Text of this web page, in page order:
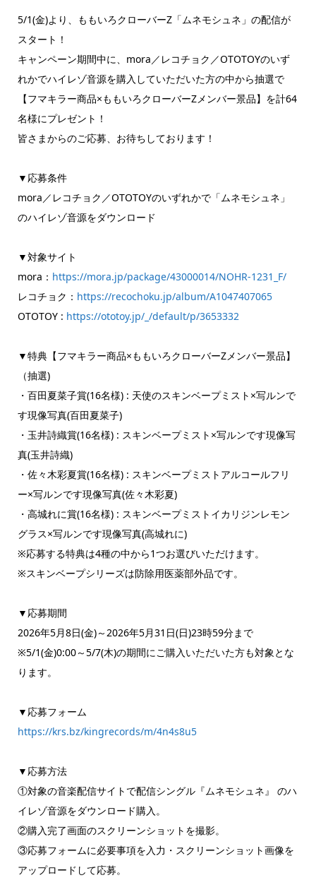
5/1(金)より、ももいろクローバーZ「ムネモシュネ」の配信が
スタート！
キャンペーン期間中に、mora／レコチョク／OTOTOYのいず
れかでハイレゾ音源を購入していただいた方の中から抽選で
【フマキラー商品×ももいろクローバーZメンバー景品】を計64
名様にプレゼント！
皆さまからのご応募、お待ちしております！
▼応募条件
mora／レコチョク／OTOTOYのいずれかで「ムネモシュネ」
のハイレゾ音源をダウンロード
▼対象サイト
mora： https://mora.jp/package/43000014/NOHR-1231_F/
レコチョク： https://recochoku.jp/album/A1047407065
OTOTOY : https://ototoy.jp/_/default/p/3653332
▼特典【フマキラー商品×ももいろクローバーZメンバー景品】
（抽選)
・百田夏菜子賞(16名様) : 天使のスキンベープミスト×写ルンで
す現像写真(百田夏菜子)
・玉井詩織賞(16名様) : スキンベープミスト×写ルンです現像写
真(玉井詩織)
・佐々木彩夏賞(16名様) : スキンベープミストアルコールフリ
ー×写ルンです現像写真(佐々木彩夏)
・高城れに賞(16名様) : スキンベープミストイカリジンレモン
グラス×写ルンです現像写真(高城れに)
※応募する特典は4種の中から1つお選びいただけます。
※スキンベープシリーズは防除用医薬部外品です。
▼応募期間
2026年5月8日(金)～2026年5月31日(日)23時59分まで
※5/1(金)0:00～5/7(木)の期間にご購入いただいた方も対象とな
ります。
▼応募フォーム
https://krs.bz/kingrecords/m/4n4s8u5
▼応募方法
①対象の音楽配信サイトで配信シングル『ムネモシュネ』 のハ
イレゾ音源をダウンロード購入。
②購入完了画面のスクリーンショットを撮影。
③応募フォームに必要事項を入力・スクリーンショット画像を
アップロードして応募。